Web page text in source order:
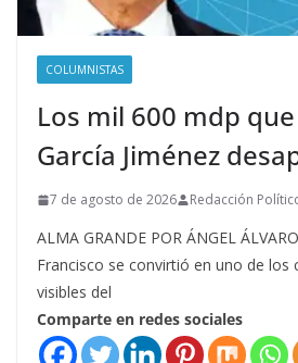
COLUMNISTAS
Los mil 600 mdp
García Jiménez
7 de agosto de 2026 Redacción
ALMA GRANDE POR ÁNGEL
Francisco se convirtió en uno de los
visibles del
Comparte en redes sociales